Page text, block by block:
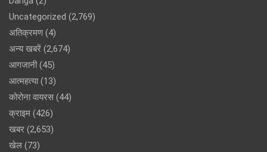
Uncategorized (2,769)
अतिक्रमण(4)
अन्य खबरें (2,674)
आगजानी(45)
आत्महत्या(13)
कोरोना वायरस (44)
क्राइम (426)
खबर (2,653)
खेल (73)